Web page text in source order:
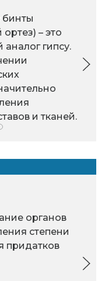
– это
гипсу.
и тканей.
органов
степени
придатков